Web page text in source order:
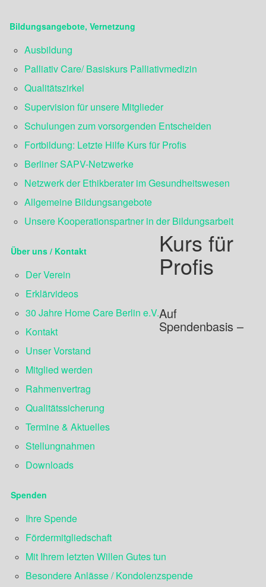
Bildungsangebote, Vernetzung
Ausbildung
Palliativ Care/ Basiskurs Palliativmedizin
Qualitätszirkel
Supervision für unsere Mitglieder
Schulungen zum vorsorgenden Entscheiden
Fortbildung: Letzte Hilfe Kurs für Profis
Berliner SAPV-Netzwerke
Netzwerk der Ethikberater im Gesundheitswesen
Allgemeine Bildungsangebote
Unsere Kooperationspartner in der Bildungsarbeit
Über uns / Kontakt
Der Verein
Erklärvideos
30 Jahre Home Care Berlin e.V.
Kontakt
Unser Vorstand
Mitglied werden
Rahmenvertrag
Qualitätssicherung
Termine & Aktuelles
Stellungnahmen
Downloads
Spenden
Ihre Spende
Fördermitgliedschaft
Mit Ihrem letzten Willen Gutes tun
Besondere Anlässe / Kondolenzspende
Kurs für
Profis
Auf
Spendenbasis –